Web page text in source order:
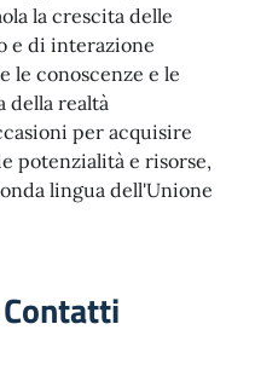
la crescita delle
e di interazione
le conoscenze e le
della realtà
per acquisire
potenzialità e risorse,
lingua dell'Unione